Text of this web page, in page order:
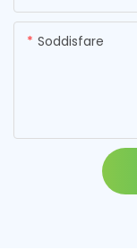
Soddisfare